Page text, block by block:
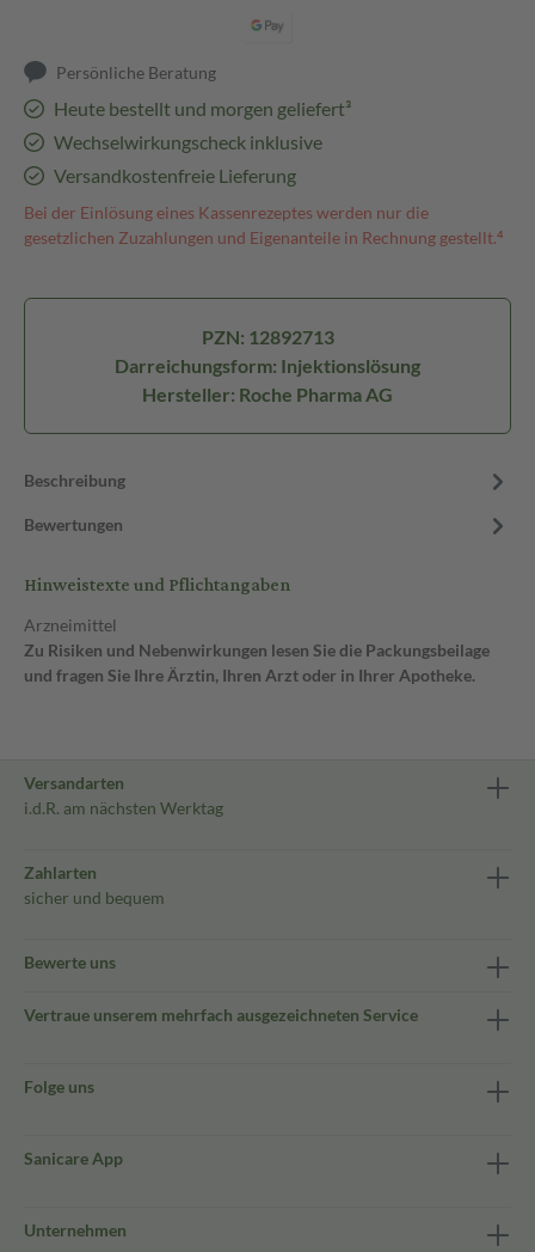
Persönliche Beratung
Heute bestellt und morgen geliefert³
Wechselwirkungscheck inklusive
Versandkostenfreie Lieferung
Bei der Einlösung eines Kassenrezeptes werden nur die
gesetzlichen Zuzahlungen und Eigenanteile in Rechnung gestellt.⁴
PZN: 12892713
Darreichungsform: Injektionslösung
Hersteller: Roche Pharma AG
Beschreibung
Bewertungen
Hinweistexte und Pflichtangaben
Arzneimittel
Zu Risiken und Nebenwirkungen lesen Sie die Packungsbeilage
und fragen Sie Ihre Ärztin, Ihren Arzt oder in Ihrer Apotheke.
Versandarten
i.d.R. am nächsten Werktag
Zahlarten
sicher und bequem
Bewerte uns
Vertraue unserem mehrfach ausgezeichneten Service
Folge uns
Sanicare App
Unternehmen